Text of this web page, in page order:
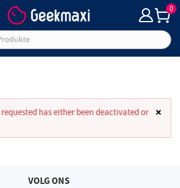
0
×
has either been deactivated or
VOLG ONS